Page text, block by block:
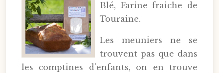
Blé, Farine fraiche de
Touraine.
Les meuniers ne se
trouvent pas que dans
les comptines d'enfants, on en trouve